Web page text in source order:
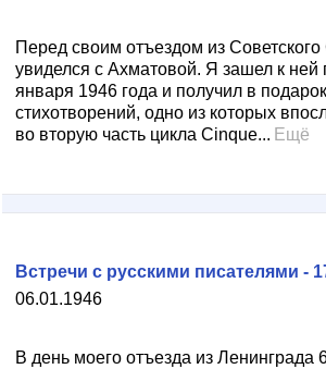
Перед своим отъездом из
увиделся с Ахматовой. Я зашел к ней
января 1946 года и получил в
стихотворений, одно из которых
во вторую часть цикла Cinque... Ещё
06.01.1946
Встречи с русскими писателями -
В день моего отъезда из Ленинграда